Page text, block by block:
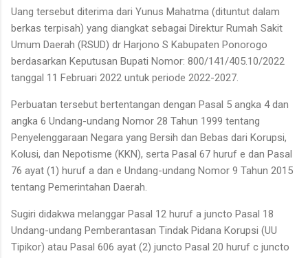
Uang tersebut diterima dari Yunus Mahatma (dituntut dalam
berkas terpisah) yang diangkat sebagai Direktur Rumah Sakit
Umum Daerah (RSUD) dr Harjono S Kabupaten Ponorogo
berdasarkan Keputusan Bupati Nomor: 800/141/405.10/2022
tanggal 11 Februari 2022 untuk periode 2022-2027.
Perbuatan tersebut bertentangan dengan Pasal 5 angka 4 dan
angka 6 Undang-undang Nomor 28 Tahun 1999 tentang
Penyelenggaraan Negara yang Bersih dan Bebas dari Korupsi,
Kolusi, dan Nepotisme (KKN), serta Pasal 67 huruf e dan Pasal
76 ayat (1) huruf a dan e Undang-undang Nomor 9 Tahun 2015
tentang Pemerintahan Daerah.
Sugiri didakwa melanggar Pasal 12 huruf a juncto Pasal 18
Undang-undang Pemberantasan Tindak Pidana Korupsi (UU
Tipikor) atau Pasal 606 ayat (2) juncto Pasal 20 huruf c juncto